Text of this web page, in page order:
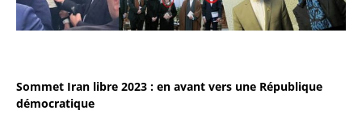
Sommet Iran libre 2023 : en avant vers une République
démocratique